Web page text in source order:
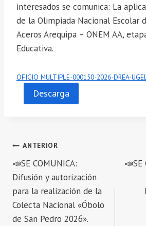
interesados se comunica: La
de la Olimpiada Nacional Escolar
Aceros Arequipa – ONEM AA,
Educativa.
OFICIO MULTIPLE-000150-2026-DREA-
Descarga
Navegación
de
entradas
ANTERIOR
📣SE COMUNICA:
Difusión y autorización
para la realización de la
Colecta Nacional «Óbolo
de San Pedro 2026».
📣SE